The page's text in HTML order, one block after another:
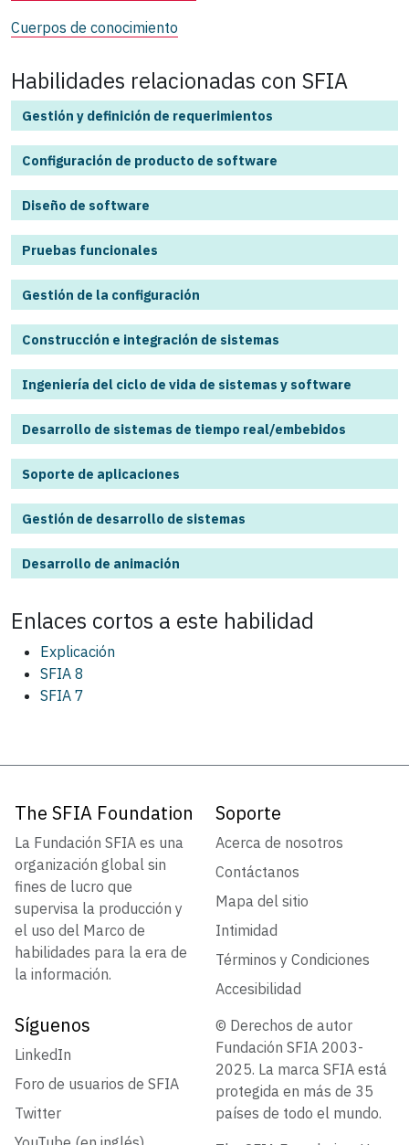
Cuerpos de conocimiento
Habilidades relacionadas con SFIA
Gestión y definición de requerimientos
Configuración de producto de software
Diseño de software
Pruebas funcionales
Gestión de la configuración
Construcción e integración de sistemas
Ingeniería del ciclo de vida de sistemas y software
Desarrollo de sistemas de tiempo real/embebidos
Soporte de aplicaciones
Gestión de desarrollo de sistemas
Desarrollo de animación
Enlaces cortos a este habilidad
Explicación
SFIA 8
SFIA 7
The SFIA Foundation
La Fundación SFIA es una
organización global sin
fines de lucro que
supervisa la producción y
el uso del Marco de
habilidades para la era de
la información.
Soporte
Acerca de nosotros
Contáctanos
Mapa del sitio
Intimidad
Términos y Condiciones
Accesibilidad
Síguenos
LinkedIn
Foro de usuarios de SFIA
Twitter
© Derechos de autor
Fundación SFIA 2003-
2025. La marca SFIA está
protegida en más de 35
países de todo el mundo.